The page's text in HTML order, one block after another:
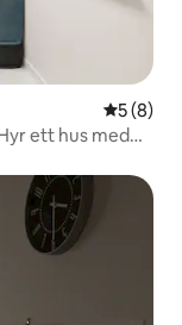
5 av 5 i
5 (8)
ett hus med
för